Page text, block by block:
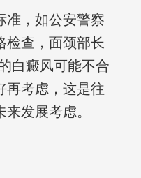
准，如公安警察
检查，面颈部长
白癜风可能不合
再考虑，这是往
发展考虑。